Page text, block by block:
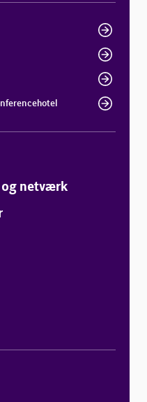
og netværk